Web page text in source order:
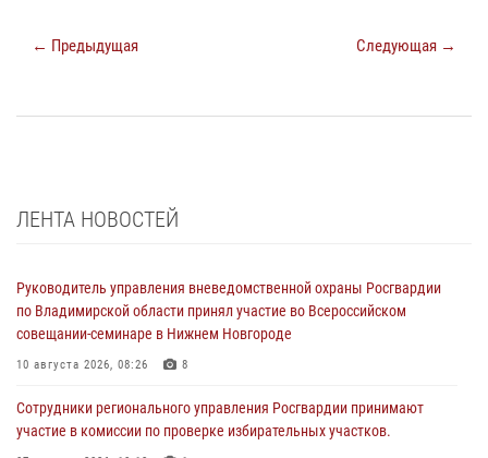
← Предыдущая Следующая →
ЛЕНТА НОВОСТЕЙ
Руководитель управления вневедомственной охраны Росгвардии
по Владимирской области принял участие во Всероссийском
совещании-семинаре в Нижнем Новгороде
10 августа 2026, 08:26 8
Сотрудники регионального управления Росгвардии принимают
участие в комиссии по проверке избирательных участков.